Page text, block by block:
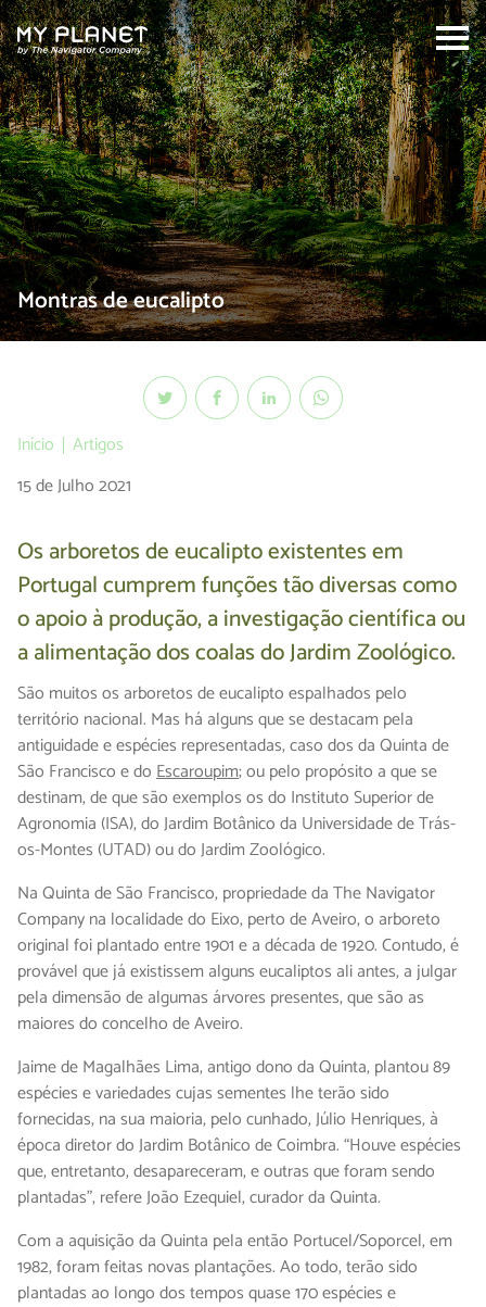
Search:
Montras de eucalipto
Início
Artigos
15 de Julho 2021
Os arboretos de eucalipto existentes em
Portugal cumprem funções tão diversas como
o apoio à produção, a investigação científica ou
a alimentação dos coalas do Jardim Zoológico.
São muitos os arboretos de eucalipto espalhados pelo
território nacional. Mas há alguns que se destacam pela
antiguidade e espécies representadas, caso dos da Quinta de
São Francisco e doEscaroupim; ou pelo propósito a que se
destinam, de que são exemplos os do Instituto Superior de
Agronomia (ISA), do Jardim Botânico da Universidade de Trás-
os-Montes (UTAD) ou do Jardim Zoológico.
Na Quinta de São Francisco, propriedade da The Navigator
Company na localidade do Eixo, perto de Aveiro, o arboreto
original foi plantado entre 1901 e a década de 1920. Contudo, é
provável que já existissem alguns eucaliptos ali antes, a julgar
pela dimensão de algumas árvores presentes, que são as
maiores do concelho de Aveiro.
Jaime de Magalhães Lima, antigo dono da Quinta, plantou 89
espécies e variedades cujas sementes lhe terão sido
fornecidas, na sua maioria, pelo cunhado, Júlio Henriques, à
época diretor do Jardim Botânico de Coimbra. “Houve espécies
que, entretanto, desapareceram, e outras que foram sendo
plantadas”, refere João Ezequiel, curador da Quinta.
Com a aquisição da Quinta pela então Portucel/Soporcel, em
1982, foram feitas novas plantações. Ao todo, terão sido
plantadas ao longo dos tempos quase 170 espécies e